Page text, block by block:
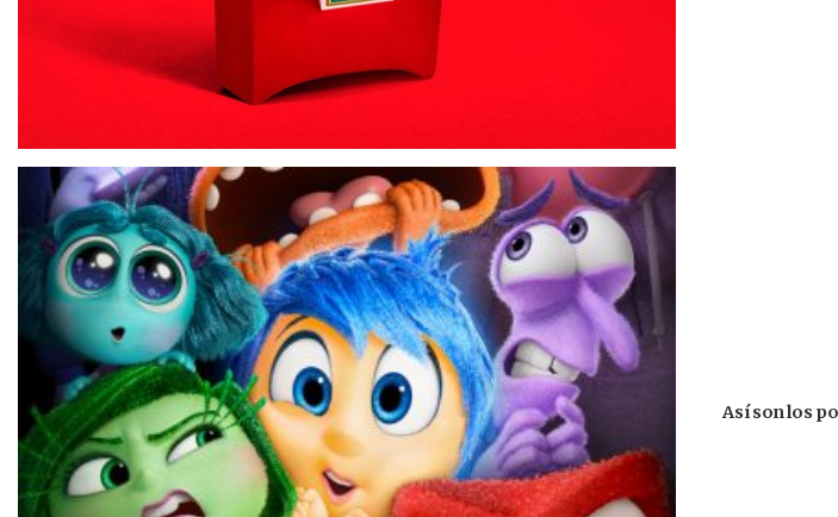
Así son los